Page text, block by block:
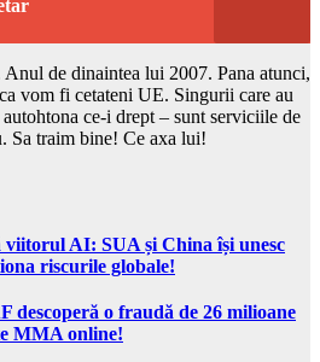
de dinaintea lui 2007. Pana atunci,
vom fi cetateni UE. Singurii care au
ce-i drept – sunt serviciile de
Sa traim bine! Ce axa lui!
viitorul AI: SUA și China își unesc
riscurile globale!
descoperă o fraudă de 26 milioane
MMA online!